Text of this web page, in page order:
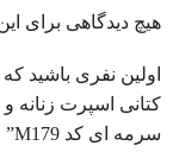
هیچ دیدگاهی برای
اولین نفری باشید
سرمه ای کد M179”